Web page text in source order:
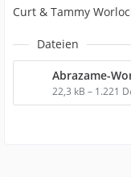
Curt & Tammy
Dateien
Abrazame-
22,3 kB – 1.221